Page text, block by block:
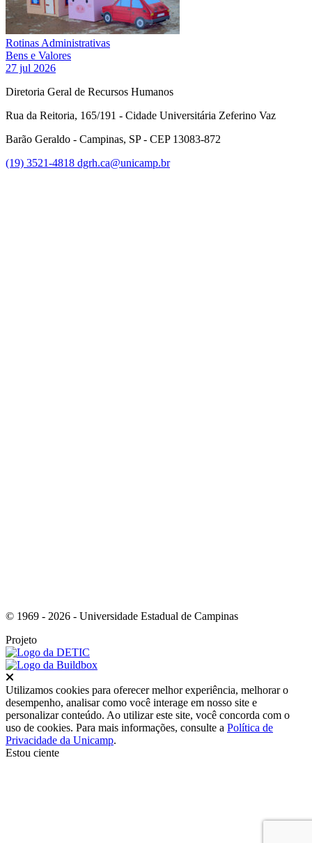
Rotinas Administrativas
Bens e Valores
27 jul 2026
Diretoria Geral de Recursos Humanos
Rua da Reitoria, 165/191 - Cidade Universitária Zeferino Vaz
Barão Geraldo - Campinas, SP - CEP 13083-872
(19) 3521-4818 dgrh.ca@unicamp.br
© 1969 - 2026 - Universidade Estadual de Campinas
Projeto
Utilizamos cookies para oferecer melhor experiência, melhorar o
desempenho, analisar como você interage em nosso site e
personalizar conteúdo. Ao utilizar este site, você concorda com o
uso de cookies. Para mais informações, consulte a Política de
Privacidade da Unicamp.
Estou ciente